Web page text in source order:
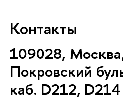
Контакты
109028,
Покровский
каб. D212, D214